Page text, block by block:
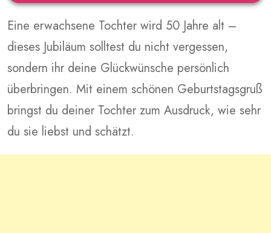
Eine erwachsene Tochter wird 50 Jahre alt –
dieses Jubiläum solltest du nicht vergessen,
sondern ihr deine Glückwünsche persönlich
überbringen. Mit einem schönen Geburtstagsgruß
bringst du deiner Tochter zum Ausdruck, wie sehr
du sie liebst und schätzt.